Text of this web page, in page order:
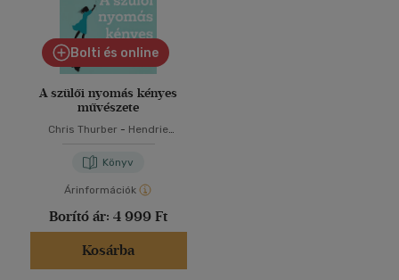
Bolti és online
A szülői nyomás kényes
művészete
Chris Thurber - Hendrie
Könyv
Árinformációk
Borító ár: 4 999 Ft
Kosárba